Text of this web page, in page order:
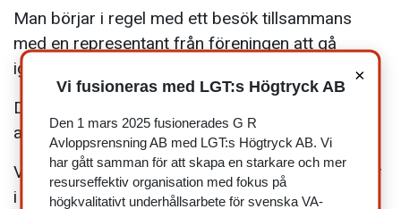
Man börjar i regel med ett besök tillsammans
med en representant från föreningen att gå
igenom fastighetens avloppsbestånd.
Därefter lämnas ett anbud om anbudet sedan
antas bestäms sedan datum för utförandet.
Viktigt är bra information till samtliga medlemmar
i god tid. Föreningen bör före entreprenörens
×
Vi fusioneras med LGT:s Högtryck AB
Den 1 mars 2025 fusionerades G R
Avloppsrensning AB med LGT:s Högtryck AB. Vi
har gått samman för att skapa en starkare och mer
resurseffektiv organisation med fokus på
högkvalitativt underhållsarbete för svenska VA-